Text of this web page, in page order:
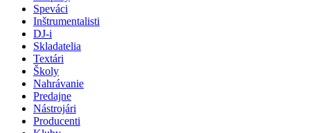
Speváci
Inštrumentalisti
DJ-i
Skladatelia
Textári
Školy
Nahrávanie
Predajne
Nástrojári
Producenti